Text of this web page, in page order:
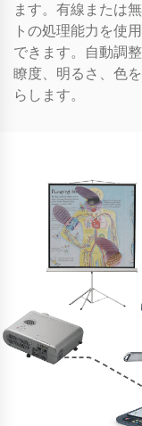
ます。有線または
トの処理能力を使
できます。自動調
瞭度、明るさ、色
らします。